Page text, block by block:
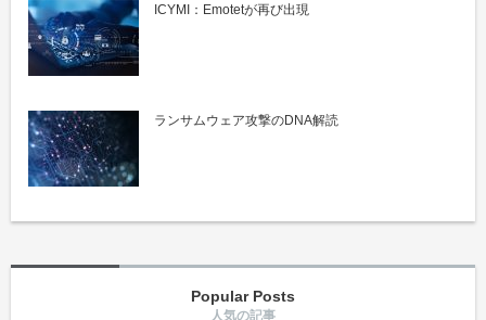
ICYMI：Emotetが再び出現
ランサムウェア攻撃のDNA解読
Popular Posts